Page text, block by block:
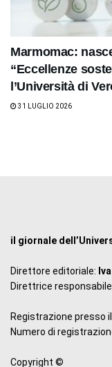
Marmomac:
“Eccellenze
l’Università di
31 LUGLIO 2026
il giornale
Direttore editoriale:
Direttrice
Registrazione presso
Numero di
Copyright ©